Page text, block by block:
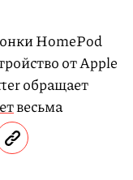
HomePod
от Apple
обращает
весьма
349 долларов